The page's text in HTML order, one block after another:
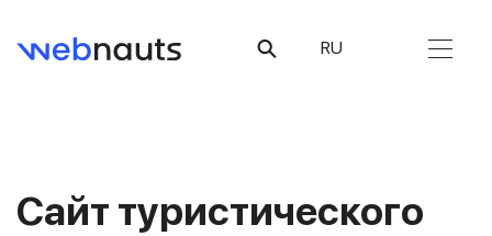
RU
Сайт туристического